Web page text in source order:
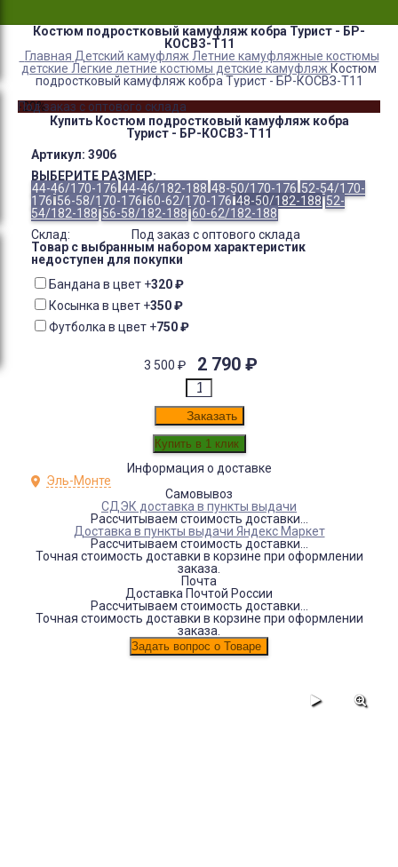
Костюм подростковый камуфляж кобра Турист - БР-
КОСВЗ-Т11
Главная Детский камуфляж Летние камуфляжные костюмы
детские Легкие летние костюмы детские камуфляж Костюм
подростковый камуфляж кобра Турист - БР-КОСВЗ-Т11
-20%
Под заказ с оптового склада
Купить Костюм подростковый камуфляж кобра
Турист - БР-КОСВЗ-Т11
Артикул: 3906
ВЫБЕРИТЕ РАЗМЕР:
44-46/170-176 44-46/182-188 48-50/170-176 52-54/170-
176 56-58/170-176 60-62/170-176 48-50/182-188 52-
54/182-188 56-58/182-188 60-62/182-188
Склад:
Под заказ с оптового склада
Товар с выбранным набором характеристик
недоступен для покупки
Бандана в цвет +320₽
Косынка в цвет +350₽
Футболка в цвет +750₽
3 500 ₽ 2 790 ₽
Заказать
Информация о доставке
Эль-Монте
Самовывоз
СДЭК доставка в пункты выдачи
Рассчитываем стоимость доставки...
Доставка в пункты выдачи Яндекс Маркет
Рассчитываем стоимость доставки...
Точная стоимость доставки в корзине при оформлении
заказа.
Почта
Доставка Почтой России
Рассчитываем стоимость доставки...
Точная стоимость доставки в корзине при оформлении
заказа.